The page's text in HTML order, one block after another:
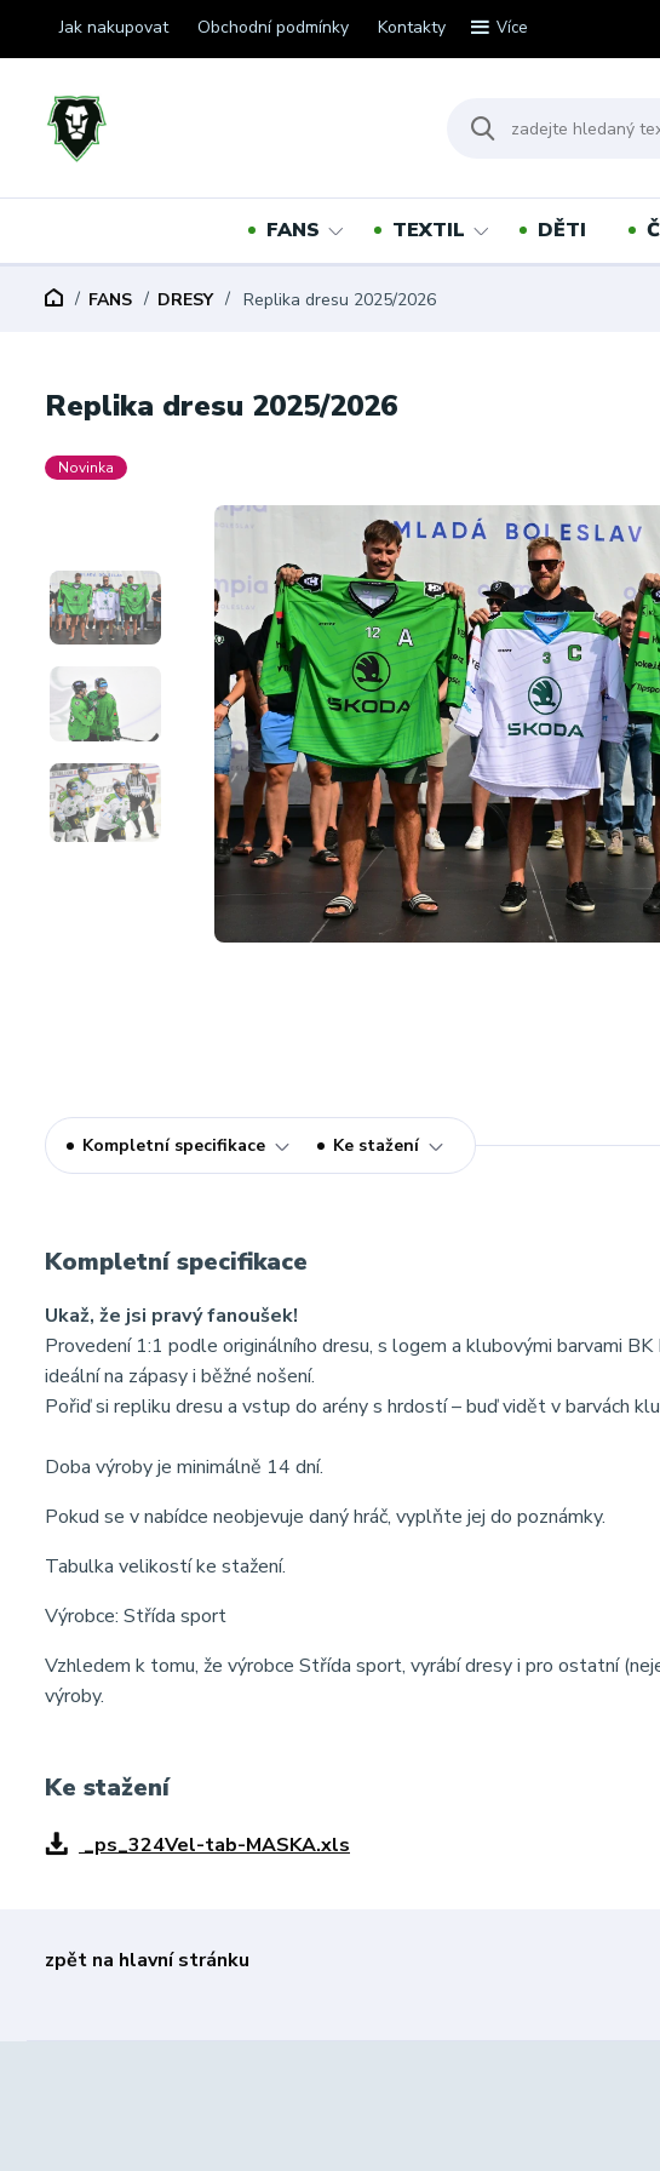
Jak nakupovat Obchodní podmínky Kontakty Více
FANS TEXTIL DĚTI
FANS DRESY Replika dresu 2025/2026
Replika dresu 2025/2026
Novinka
Kompletní specifikace Ke stažení
Kompletní specifikace
Ukaž, že jsi pravý fanoušek!
Provedení 1:1 podle originálního dresu, s logem a klubovými barvami
ideální na zápasy i běžné nošení.
Pořiď si repliku dresu a vstup do arény s hrdostí – buď vidět v barvách
Doba výroby je minimálně 14 dní.
Pokud se v nabídce neobjevuje daný hráč, vyplňte jej do poznámky.
Tabulka velikostí ke stažení.
Výrobce: Střída sport
Vzhledem k tomu, že výrobce Střída sport, vyrábí dresy i pro ostatní
výroby.
Ke stažení
_ps_324Vel-tab-MASKA.xls
zpět na hlavní stránku